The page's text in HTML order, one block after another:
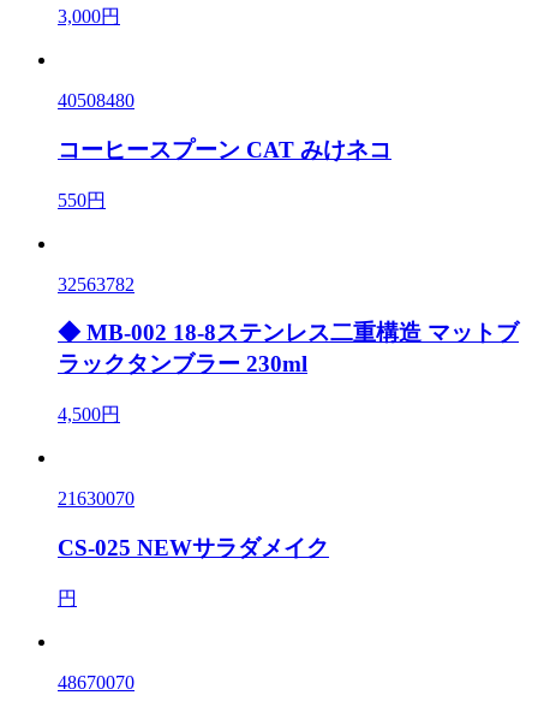
3,000円
40508480
コーヒースプーン CAT みけネコ
550円
32563782
◆ MB-002 18-8ステンレス二重構造 マットブ
ラックタンブラー 230ml
4,500円
21630070
CS-025 NEWサラダメイク
円
48670070